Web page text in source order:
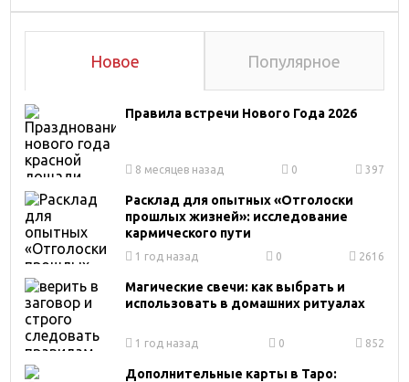
Новое Популярное
Правила встречи Нового Года 2026
8 месяцев назад 0 397
Расклад для опытных «Отголоски
прошлых жизней»: исследование
кармического пути
1 год назад 0 2616
Магические свечи: как выбрать и
использовать в домашних ритуалах
1 год назад 0 852
Дополнительные карты в Таро: